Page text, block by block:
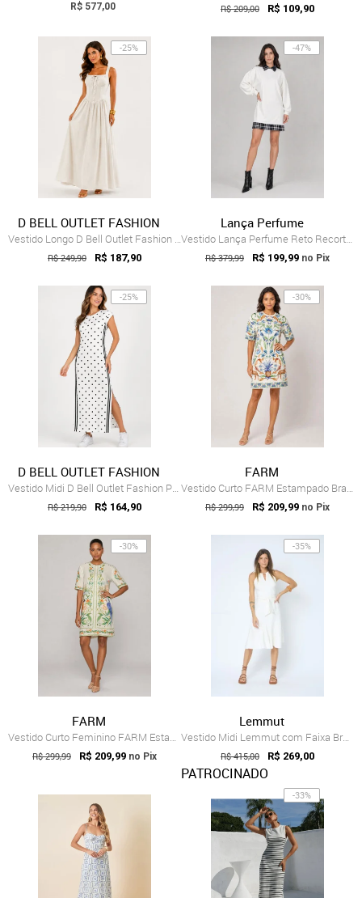
R$ 577,00 R$ 209,00 R$ 109,90
-25%
D BELL OUTLET FASHION
Vestido Longo D Bell Outlet Fashion Acin...
R$ 249,90 R$ 187,90
-47%
Lança Perfume
Vestido Lança Perfume Reto Recorte Xadrez Branco
R$ 379,99 R$ 199,99 no Pix
-25%
D BELL OUTLET FASHION
Vestido Midi D Bell Outlet Fashion Poá Branco
R$ 219,90 R$ 164,90
-30%
FARM
Vestido Curto FARM Estampado Branco
R$ 299,99 R$ 209,99 no Pix
-30%
FARM
Vestido Curto Feminino FARM Estampa Floral Branco
R$ 299,99 R$ 209,99 no Pix
-35%
Lemmut
Vestido Midi Lemmut com Faixa Branco
R$ 415,00 R$ 269,00
PATROCINADO
-33%